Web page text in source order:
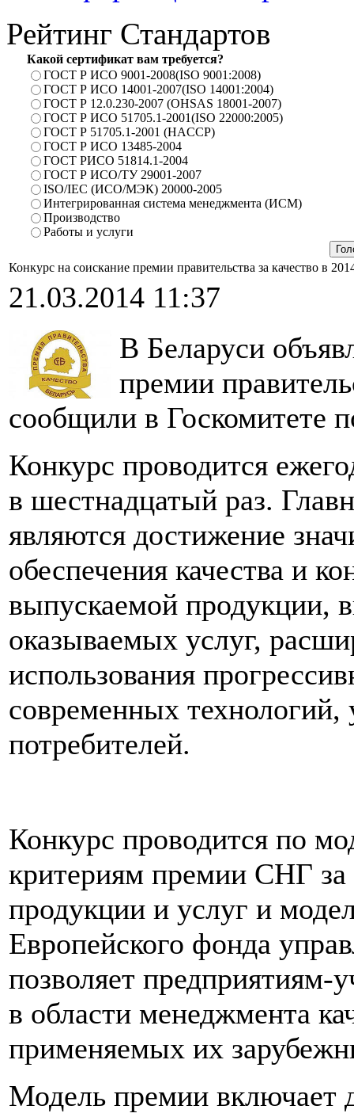
Рейтинг Стандартов
Какой сертификат вам требуется?
ГОСТ Р ИСО 9001-2008(ISO 9001:2008)
ГОСТ Р ИСО 14001-2007(ISO 14001:2004)
ГОСТ Р 12.0.230-2007 (OHSAS 18001-2007)
ГОСТ Р ИСО 51705.1-2001(ISO 22000:2005)
ГОСТ Р 51705.1-2001 (HACCP)
ГОСТ Р ИСО 13485-2004
ГОСТ РИСО 51814.1-2004
ГОСТ Р ИСО/ТУ 29001-2007
ISO/IEC (ИСО/МЭК) 20000-2005
Интегрированная система менеджмента (ИСМ)
Производство
Работы и услуги
Конкурс на соискание премии правительства за качество в
21.03.2014 11:37
В Беларуси
премии
сообщили в Госкомитете
Конкурс проводится
в шестнадцатый раз.
являются достижение
обеспечения качества и
выпускаемой продукции,
оказываемых услуг,
использования
современных технологий,
потребителей.
Конкурс проводится по
критериям премии СНГ за
продукции и услуг и
Европейского фонда
позволяет предприятиям-
в области менеджмента
применяемых их
Модель премии включает